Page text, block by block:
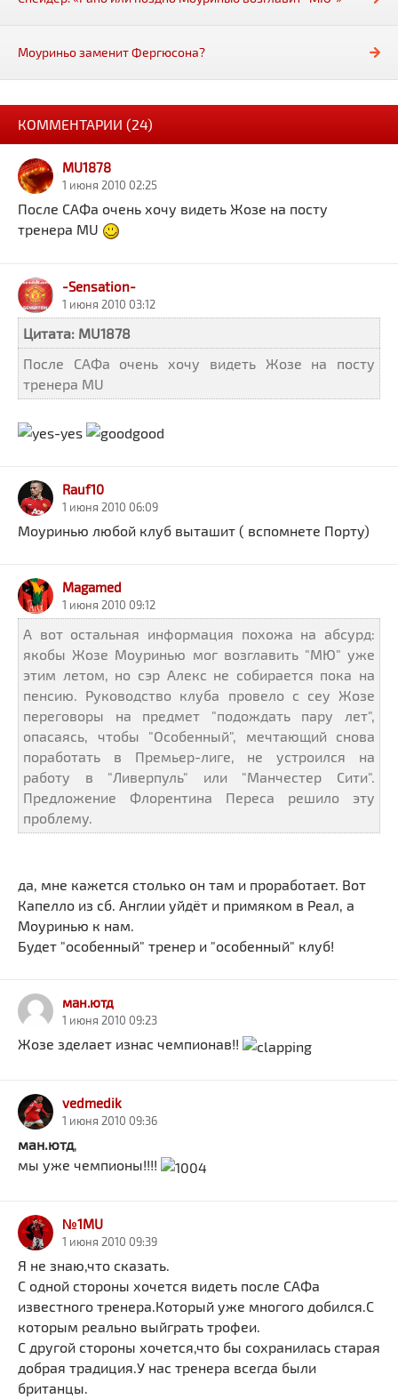
Моуриньо заменит Фергюсона?
КОММЕНТАРИИ (24)
MU1878
1 июня 2010 02:25
После САФа очень хочу видеть Жозе на посту
тренера MU
-Sensation-
1 июня 2010 03:12
Цитата: MU1878
После САФа очень хочу видеть Жозе на посту
тренера MU
Rauf10
1 июня 2010 06:09
Моуринью любой клуб выташит ( вспомнете Порту)
Magamed
1 июня 2010 09:12
А вот остальная информация похожа на абсурд:
якобы Жозе Моуринью мог возглавить "МЮ" уже
этим летом, но сэр Алекс не собирается пока на
пенсию. Руководство клуба провело с сеу Жозе
переговоры на предмет "подождать пару лет",
опасаясь, чтобы "Особенный", мечтающий снова
поработать в Премьер-лиге, не устроился на
работу в "Ливерпуль" или "Манчестер Сити".
Предложение Флорентина Переса решило эту
проблему.
да, мне кажется столько он там и проработает. Вот
Капелло из сб. Англии уйдёт и примяком в Реал, а
Моуринью к нам.
Будет "особенный" тренер и "особенный" клуб!
ман.ютд
1 июня 2010 09:23
Жозе зделает изнас чемпионав!!
vedmedik
1 июня 2010 09:36
ман.ютд,
мы уже чемпионы!!!!
№1MU
1 июня 2010 09:39
Я не знаю,что сказать.
С одной стороны хочется видеть после САФа
известного тренера.Который уже многого добился.С
которым реально выйграть трофеи.
С другой стороны хочется,что бы сохранилась старая
добрая традиция.У нас тренера всегда были
британцы.